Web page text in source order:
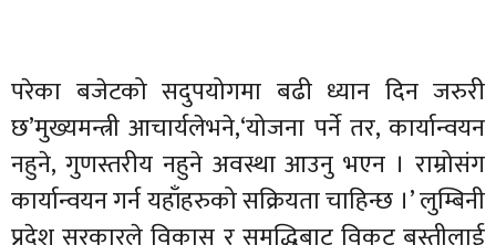
परेका बजेटको सदुपयोगमा बढी ध्यान दिन जरुरी
छ’मुख्यमन्त्री आचार्यलेभने,‘योजना पर्ने तर, कार्यान्वयन
नहुने, गुणस्तरीय नहुने अवस्था आउनु भएन । राम्रोसंग
कार्यान्वयन गर्न यहाँहरुको सक्रियता चाहिन्छ ।’ लुम्बिनी